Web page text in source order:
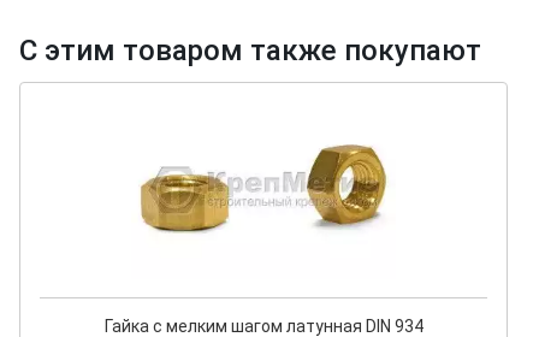
С этим товаром также покупают
Гайка с мелким шагом латунная DIN 934